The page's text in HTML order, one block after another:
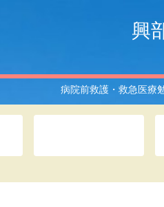
興
病院前救護・救急医